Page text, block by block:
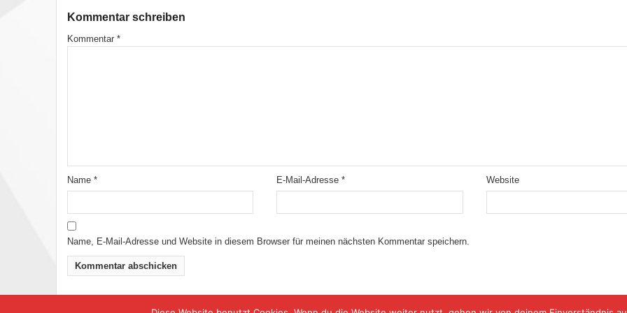
Kommentar schreiben
Kommentar *
Name * E-Mail-Adresse* Website
Name, E-Mail-Adresse und Website in diesem Browser für meinen nächsten Kommentar speichern.